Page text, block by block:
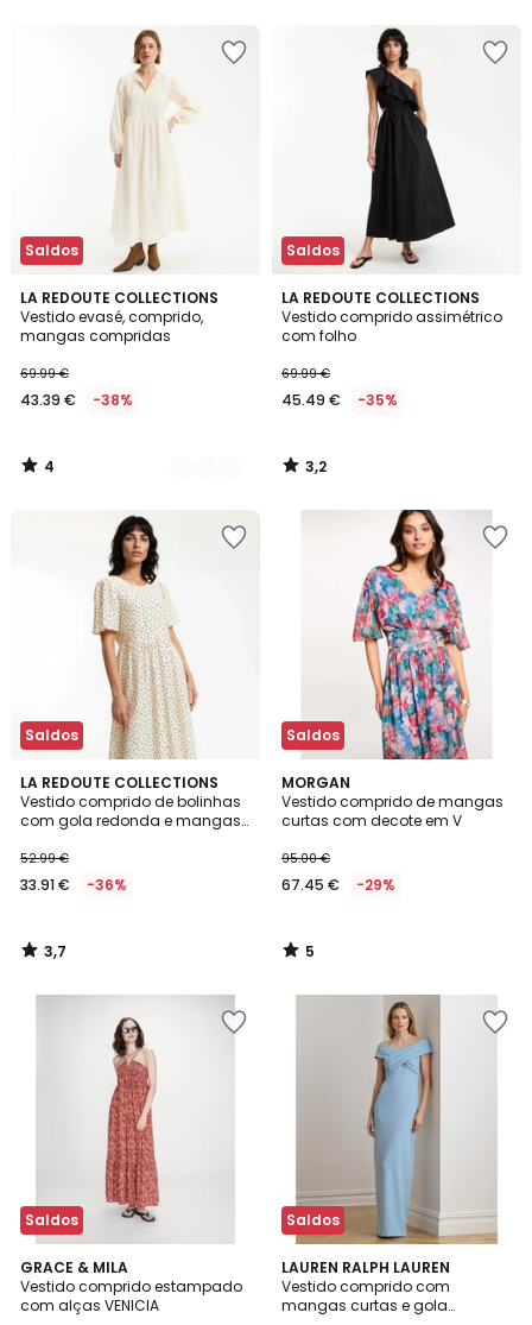
Saldos
LA REDOUTE COLLECTIONS
Vestido evasé, comprido,
mangas compridas
69.99 €
43.39 € -38%
4
/
5
2
Cores
4
/
Saldos
LA REDOUTE COLLECTIONS
Vestido comprido assimétrico
com folho
69.99 €
45.49 € -35%
3,2
/ 5
3,2
/
Saldos
LA REDOUTE COLLECTIONS
Vestido comprido de bolinhas
com gola redonda e mangas
52.99 €
33.91 € -36%
3,7
/ 5
3,7
/
Saldos
MORGAN
Vestido comprido de mangas
curtas com decote em V
95.00 €
67.45 € -29%
5
/
5
5
/
Saldos
GRACE & MILA
Vestido comprido estampado
com alças VENICIA
Saldos
LAUREN RALPH LAUREN
Vestido comprido com
mangas curtas e gola
5
/
5